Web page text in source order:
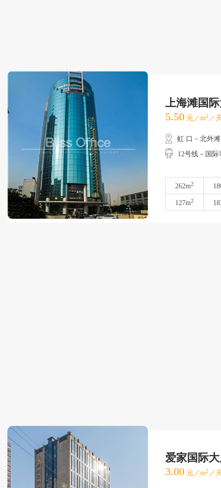
上海滩国
5.50 元／m2 ／
虹 口－北外滩
12号线－国
262m2
127m2
爱家国际
3.00 元／m2 ／